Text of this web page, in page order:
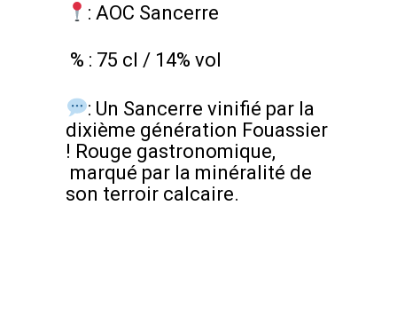
: AOC Sancerre
% : 75 cl / 14% vol
: Un Sancerre vinifié par la
dixième génération Fouassier
! Rouge gastronomique,
marqué par la minéralité de
son terroir calcaire.